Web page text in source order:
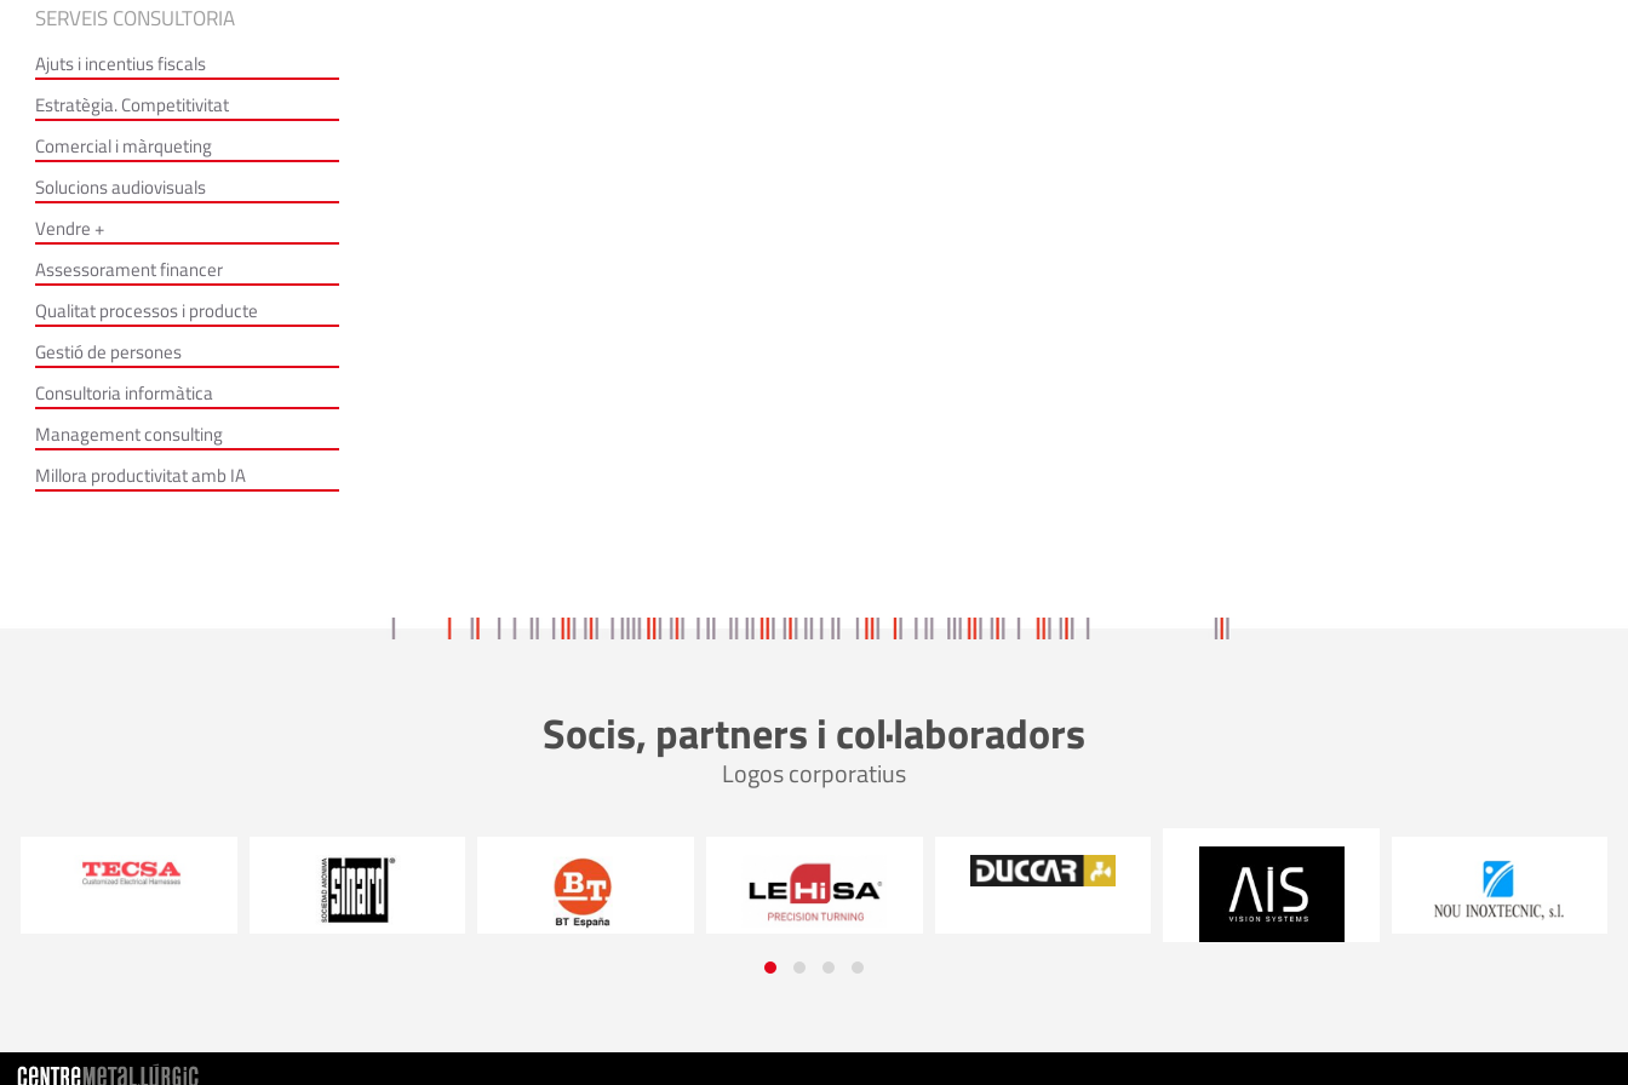
SERVEIS CONSULTORIA
Ajuts i incentius fiscals
Estratègia. Competitivitat
Comercial i màrqueting
Solucions audiovisuals
Vendre +
Assessorament financer
Qualitat processos i producte
Gestió de persones
Consultoria informàtica
Management consulting
Millora productivitat amb IA
Socis, partners i col·laboradors
Logos corporatius